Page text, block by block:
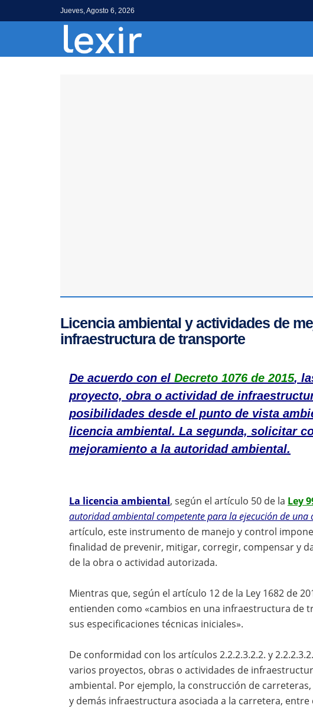
Jueves, Agosto 6, 2026
Licencia ambiental y actividades de
infraestructura de transporte
De acuerdo con el Decreto 1076 de 2015,
proyecto, obra o actividad de
posibilidades desde el punto de vista
licencia ambiental. La segunda, solicitar
mejoramiento a la autoridad ambiental.
La licencia ambiental, según el artículo 50 de la Ley
autoridad ambiental competente para la ejecución de una
artículo, este instrumento de manejo y control
finalidad de prevenir, mitigar, corregir, compensar y
de la obra o actividad autorizada.
Mientras que, según el artículo 12 de la Ley 1682 de
entienden como «cambios en una infraestructura de
sus especificaciones técnicas iniciales».
De conformidad con los artículos 2.2.2.3.2.2. y
varios proyectos, obras o actividades de
ambiental. Por ejemplo, la construcción de
y demás infraestructura asociada a la carretera, entre